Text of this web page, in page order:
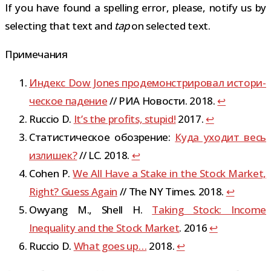
If you have found a spelling error, please, notify us by
selecting that text and tapon selected text.
Примечания
Индекс Dow Jones про­де­мон­стри­ро­вал исто­ри­
че­ское падение‍// РИА Новости. 2018.↩
Ruccio D. It’s the profits, stupid! 2017.↩
Статистическое обо­зре­ние: Куда ухо­дит весь
изли­шек?// LC. 2018. ↩
Cohen P.We All Have a Stake in the Stock Market,
Right? Guess Again // The NY Times. 2018. ↩
Owyang M., Shell H. Taking Stock: Income
Inequality and the Stock Market. 2016↩
Ruccio D. What goes up… 2018.↩